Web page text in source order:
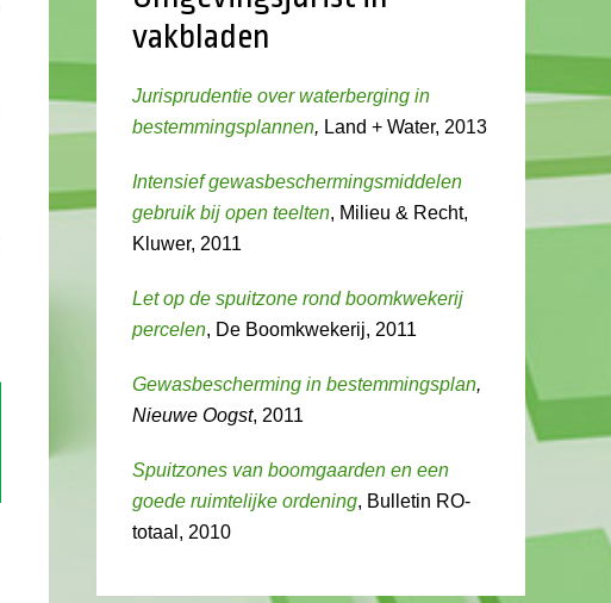
vakbladen
Jurisprudentie over waterberging in
bestemmingsplannen, Land + Water, 2013
Intensief gewasbeschermingsmiddelen
gebruik bij open teelten, Milieu & Recht,
Kluwer, 2011
Let op de spuitzone rond boomkwekerij
percelen, De Boomkwekerij, 2011
Gewasbescherming in bestemmingsplan,
Nieuwe Oogst, 2011
Spuitzones van boomgaarden en een
goede ruimtelijke ordening, Bulletin RO-
totaal, 2010